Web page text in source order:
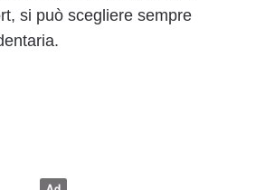
si può scegliere sempre